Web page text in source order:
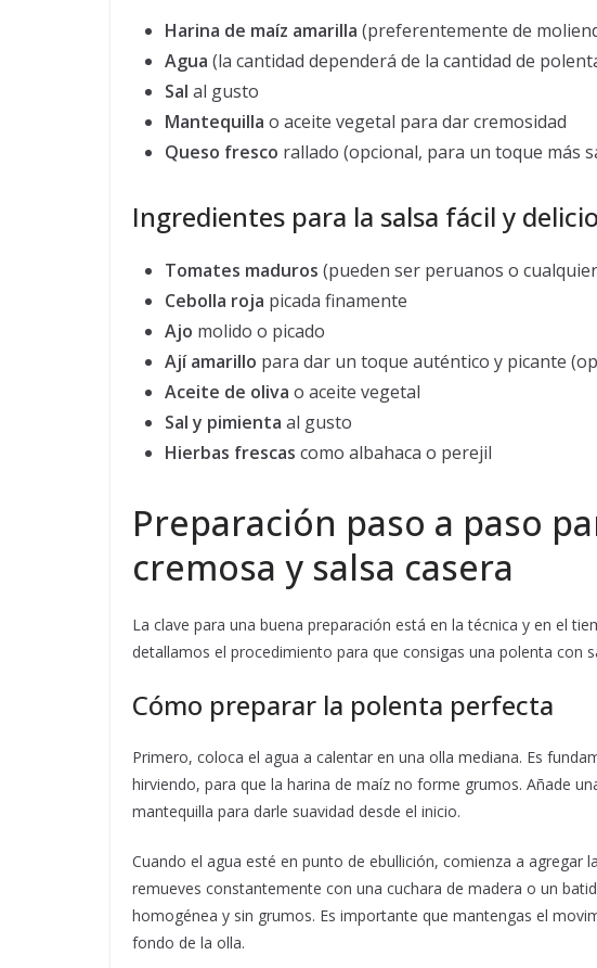
Harina de maíz amarilla (preferentemente de
Agua (la cantidad dependerá de la cantidad de
Sal al gusto
Mantequilla o aceite vegetal para dar cremosidad
Queso fresco rallado (opcional, para un toque más
Ingredientes para la salsa fácil y
Tomates maduros (pueden ser peruanos o
Cebolla roja picada finamente
Ajo molido o picado
Ají amarillo para dar un toque auténtico y picante
Aceite de oliva o aceite vegetal
Sal y pimienta al gusto
Hierbas frescas como albahaca o perejil
Preparación paso a paso
cremosa y salsa casera
La clave para una buena preparación está en la técnica y en el
detallamos el procedimiento para que consigas una polenta con
Cómo preparar la polenta perfecta
Primero, coloca el agua a calentar en una olla mediana. Es
hirviendo, para que la harina de maíz no forme grumos. Añade
mantequilla para darle suavidad desde el inicio.
Cuando el agua esté en punto de ebullición, comienza a agregar
remueves constantemente con una cuchara de madera o un
homogénea y sin grumos. Es importante que mantengas el
fondo de la olla.